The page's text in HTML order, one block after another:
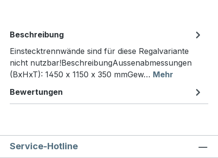
Beschreibung
Einstecktrennwände sind für diese Regalvariante
nicht nutzbar!BeschreibungAussenabmessungen
(BxHxT): 1450 x 1150 x 350 mmGew… Mehr
Bewertungen
Service-Hotline